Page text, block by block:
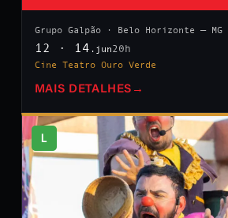
Grupo Galpão · Belo Horizonte — MG
12 · 14 .jun20h
Cine Teatro Ouro Verde
MAIS DETALHES →
L